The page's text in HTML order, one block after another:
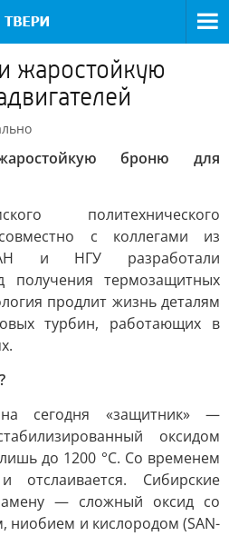
жаростойкую
броню для
политехнического
с коллегами из
и НГУ разработали
получения термозащитных
продлит жизнь деталям
турбин, работающих в
сегодня «защитник» —
оксидом
до 1200 °C. Со временем
отслаивается. Сибирские
— сложный оксид со
ниобием и кислородом (SAN-